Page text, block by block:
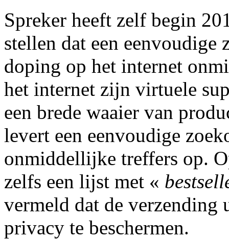
Spreker heeft zelf begin
stellen dat een eenvoudige
doping op het internet
het internet zijn virtuele
een brede waaier van
levert een eenvoudige
onmiddellijke treffers op.
zelfs een lijst met «
vermeld dat de verzending
privacy te beschermen.